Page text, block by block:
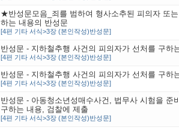
★반성문모음_죄를 범하여 형사소추된 피의자 또
하는 내용의 반성문
[4편 기타 서식>3장 (본인작성)반성문]
반성문 - 지하철추행 사건의 피의자가 선처를 구하
[4편 기타 서식>3장 (본인작성)반성문]
반성문 - 지하철추행 사건의 피의자가 선처를 구하
[4편 기타 서식>3장 (본인작성)반성문]
반성문 - 아동청소년성매수사건, 법무사 시험을 준
구하는 내용, 검찰에 제출
[4편 기타 서식>3장 (본인작성)반성문]